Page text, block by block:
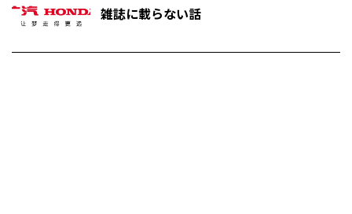
雑誌に載らない話